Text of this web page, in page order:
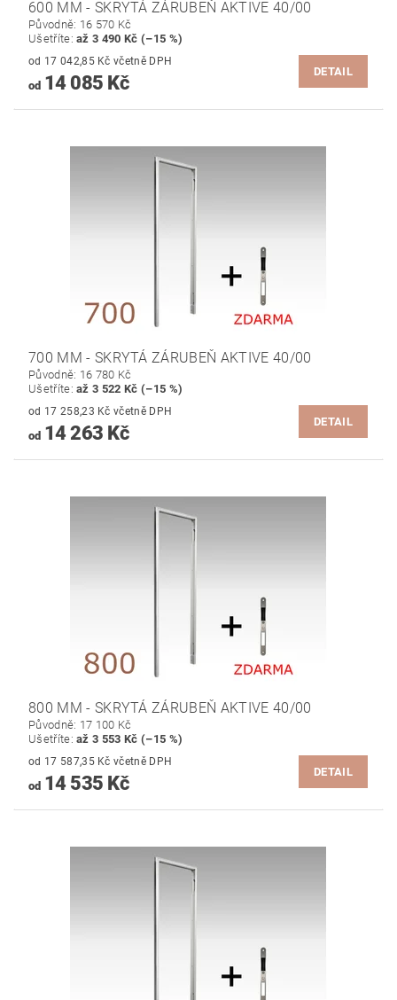
600 MM - SKRYTÁ ZÁRUBEŇ AKTIVE 40/00
Původně: 16 570 Kč
Ušetříte:až 3 490 Kč (–15 %)
od 17 042,85 Kč včetně DPH
od14 085 Kč
DETAIL
700 MM - SKRYTÁ ZÁRUBEŇ AKTIVE 40/00
Původně: 16 780 Kč
Ušetříte:až 3 522 Kč (–15 %)
od 17 258,23 Kč včetně DPH
od14 263 Kč
DETAIL
800 MM - SKRYTÁ ZÁRUBEŇ AKTIVE 40/00
Původně: 17 100 Kč
Ušetříte:až 3 553 Kč (–15 %)
od 17 587,35 Kč včetně DPH
od14 535 Kč
DETAIL